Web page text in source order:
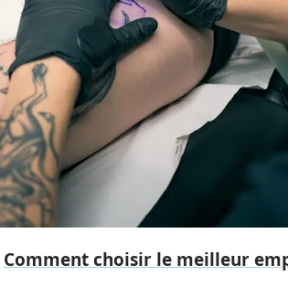
Comment choisir le meilleur